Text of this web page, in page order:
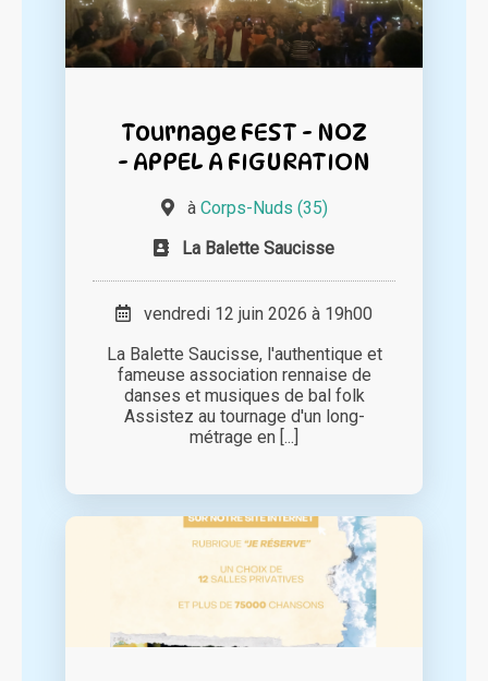
Tournage FEST - NOZ
- APPEL A FIGURATION
à Corps-Nuds (35)
La Balette Saucisse
vendredi 12 juin 2026 à 19h00
La Balette Saucisse, l'authentique et
fameuse association rennaise de
danses et musiques de bal folk
Assistez au tournage d'un long-
métrage en [...]